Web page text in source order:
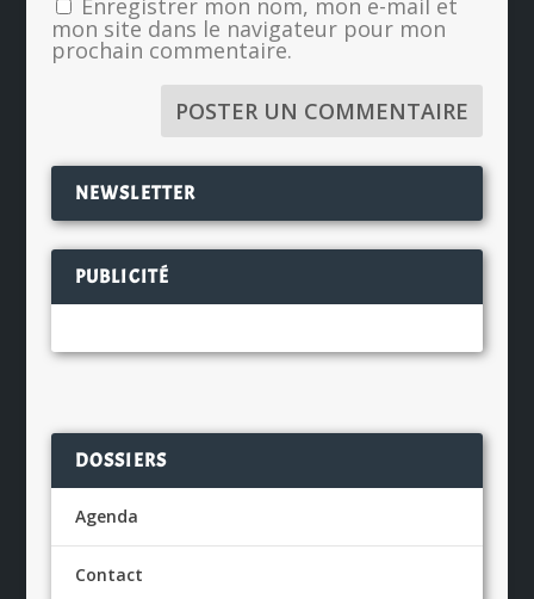
Enregistrer mon nom, mon e-mail et
mon site dans le navigateur pour mon
prochain commentaire.
NEWSLETTER
PUBLICITÉ
DOSSIERS
Agenda
Contact